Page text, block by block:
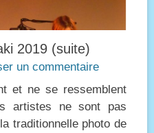
2019 (suite)
un commentaire
et ne se ressemblent
artistes ne sont pas
traditionnelle photo de